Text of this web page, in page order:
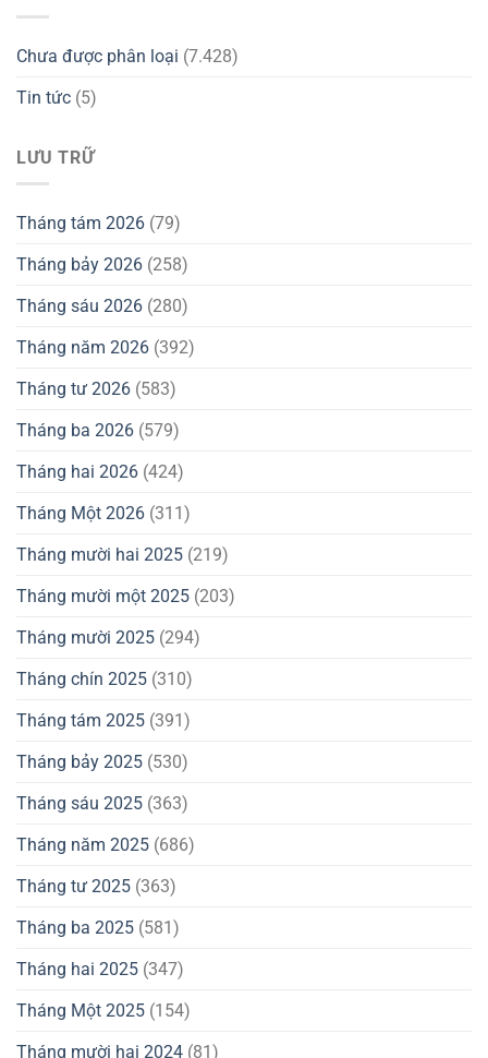
Chưa được phân loại (7.428)
Tin tức (5)
LƯU TRỮ
Tháng tám 2026 (79)
Tháng bảy 2026 (258)
Tháng sáu 2026 (280)
Tháng năm 2026 (392)
Tháng tư 2026 (583)
Tháng ba 2026 (579)
Tháng hai 2026 (424)
Tháng Một 2026 (311)
Tháng mười hai 2025 (219)
Tháng mười một 2025 (203)
Tháng mười 2025 (294)
Tháng chín 2025 (310)
Tháng tám 2025 (391)
Tháng bảy 2025 (530)
Tháng sáu 2025 (363)
Tháng năm 2025 (686)
Tháng tư 2025 (363)
Tháng ba 2025 (581)
Tháng hai 2025 (347)
Tháng Một 2025 (154)
Tháng mười hai 2024 (81)